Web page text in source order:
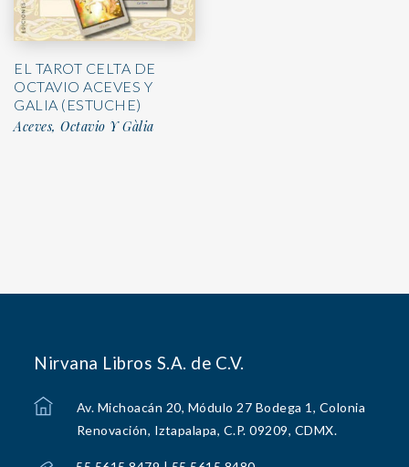
EL TAROT CELTA DE
OCTAVIO ACEVES Y
GALIA (ESTUCHE)
Aceves, Octavio Y Gàlia
Nirvana Libros S.A. de C.V.
Av. Michoacán 20, Módulo 27 Bodega 1, Colonia
Renovación, Iztapalapa, C.P. 09209, CDMX.